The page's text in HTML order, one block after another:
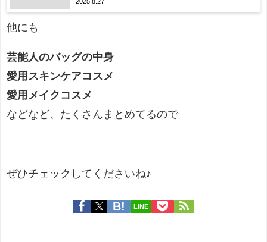
口コミ・購入先まとめ♪
2025.8.27
他にも
芸能人のバッグの中身
愛用スキンケアコスメ
愛用メイクコスメ
などなど、たくさんまとめてるので
ぜひチェックしてくださいね♪
LINE